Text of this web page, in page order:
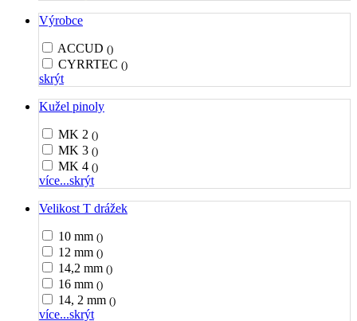
Výrobce
ACCUD ()
CYRRTEC ()
skrýt
Kužel pinoly
MK 2 ()
MK 3 ()
MK 4 ()
více...skrýt
Velikost T drážek
10 mm ()
12 mm ()
14,2 mm ()
16 mm ()
14, 2 mm ()
více...skrýt